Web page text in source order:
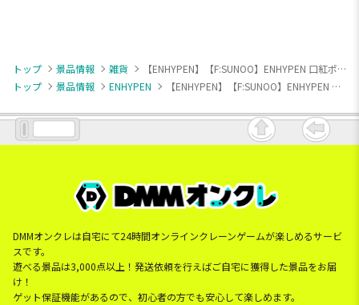
トップ 景品情報 雑貨
【ENHYPEN】【F:SUNOO】ENHYPEN 口紅ポーチ（EX）
トップ
景品情報 ENHYPEN 【ENHYPEN】【F:SUNOO】ENHYPEN 口紅ポーチ（EX）
DMMオンクレは自宅にて24時間オンラインクレーンゲームが楽しめるサービ
スです。
遊べる景品は3,000点以上！発送依頼を行えばご自宅に獲得した景品をお届
け！
ゲット保証機能があるので、初心者の方でも安心して楽しめます。